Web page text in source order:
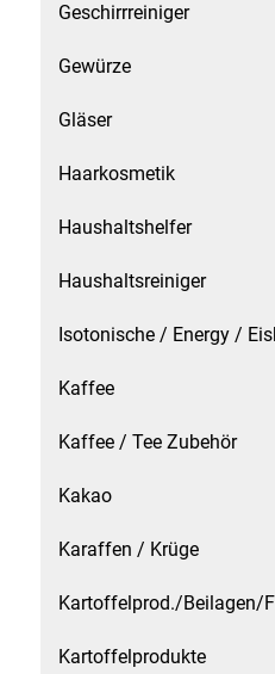
Haushaltsreiniger
Isotonische / Energy /
Kaffee
Kaffee / Tee Zubehör
Geschirrreiniger
Gewürze
Gläser
Haarkosmetik
Haushaltshelfer
Haushaltsreiniger
Isotonische / Energy /
Kaffee
Kaffee / Tee Zubehör
Kakao
Karaffen / Krüge
Kartoffelprod./Beilagen/
Kartoffelprodukte